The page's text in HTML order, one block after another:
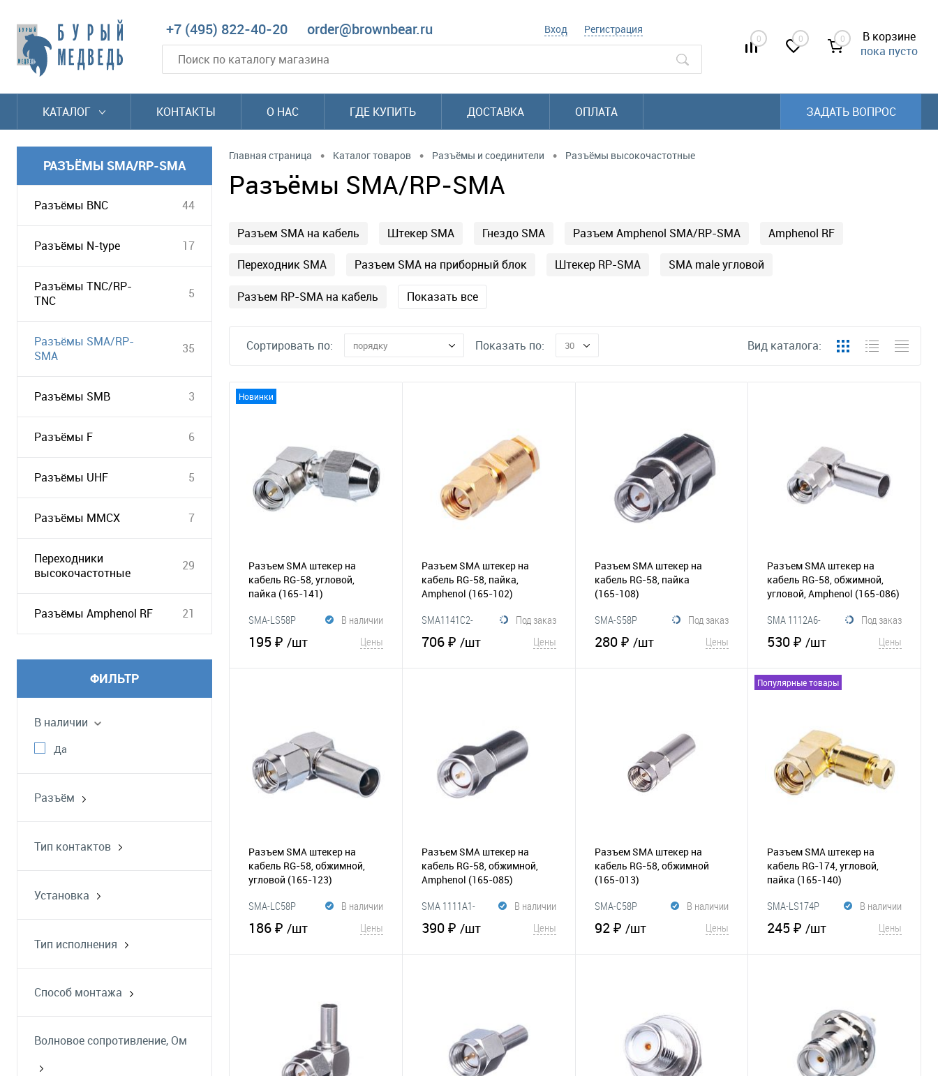
+7 (495) 822-40-20 order@brownbear.ru Вход Регистрация
0 0 0
В корзине
пока пусто
КАТАЛОГ КОНТАКТЫ О НАС ГДЕ КУПИТЬ ДОСТАВКА ОПЛАТА ЗАДАТЬ ВОПРОС
РАЗЪЁМЫ SMA/RP-SMA
Разъёмы BNC 44
Разъёмы N-type 17
Разъёмы TNC/RP-
TNC
5
Разъёмы SMA/RP-
SMA
35
Разъёмы SMB 3
Разъёмы F 6
Разъёмы UHF 5
Разъёмы MMCX 7
Переходники
высокочастотные
29
Разъёмы Amphenol RF 21
ФИЛЬТР
В наличии
Да
Разъём
Тип контактов
Установка
гайкой
на плату
Тип исполнения
Способ монтажа
Волновое сопротивление, Ом
Главная страница • Каталог товаров • Разъёмы и соединители • Разъёмы высокочастотные
Разъёмы SMA/RP-SMA
Разъем SMA на кабель Штекер SMA Гнездо SMA Разъем Amphenol SMA/RP-SMA Amphenol RF
Переходник SMA Разъем SMA на приборный блок Штекер RP-SMA SMA male угловой
Разъем RP-SMA на кабель Показать все
Сортировать по: порядку Показать по: 30 Вид каталога:
Новинки
Разъем SMA штекер на
кабель RG-58, угловой,
пайка (165-141)
В наличии
SMA-LS58P
195 ₽ /шт Цены
Разъем SMA штекер на
кабель RG-58, пайка,
Amphenol (165-102)
Под заказ
SMA1141C2-
3GT50G-58U-50
706 ₽ /шт Цены
Разъем SMA штекер на
кабель RG-58, пайка
(165-108)
Под заказ
SMA-S58P
280 ₽ /шт Цены
Разъем SMA штекер на
кабель RG-58, обжимной,
угловой, Amphenol (165-086)
Под заказ
SMA 1112A6-
NT50G-1-50
530 ₽/шт Цены
В корзину
Разъем SMA штекер на
кабель RG-58, обжимной,
угловой (165-123)
В наличии
SMA-LC58P
186 ₽ /шт Цены
Разъем SMA штекер на
кабель RG-58, обжимной,
Amphenol (165-085)
В наличии
SMA 1111A1-
NT50G-1-50
390 ₽ /шт Цены
Разъем SMA штекер на
кабель RG-58, обжимной
(165-013)
В наличии
SMA-C58P
92 ₽ /шт Цены
Популярные товары
Разъем SMA штекер на
кабель RG-174, угловой,
пайка (165-140)
В наличии
SMA-LS174P
245 ₽/шт Цены
В избранное